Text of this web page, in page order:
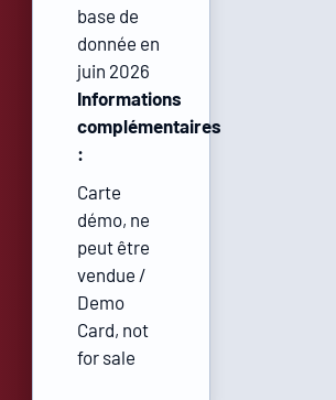
base de
donnée en
juin 2026
Informations
complémentaires
:
Carte
démo, ne
peut être
vendue /
Demo
Card, not
for sale